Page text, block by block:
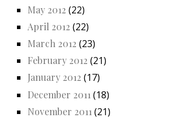
May 2012 (22)
April 2012 (22)
March 2012 (23)
February 2012 (21)
January 2012 (17)
December 2011 (18)
November 2011 (21)